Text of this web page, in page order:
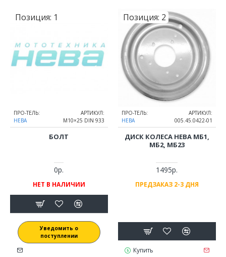
Позиция: 1
ПРО-ТЕЛЬ:
НЕВА
АРТИКУЛ:
М10×25 DIN 933
БОЛТ
0р.
НЕТ В НАЛИЧИИ
Уведомить о
поступлении
Позиция: 2
ПРО-ТЕЛЬ:
НЕВА
АРТИКУЛ:
005.45.0422-01
ДИСК КОЛЕСА НЕВА МБ1,
МБ2, МБ23
1495р.
ПРЕДЗАКАЗ 2-3 ДНЯ
Купить